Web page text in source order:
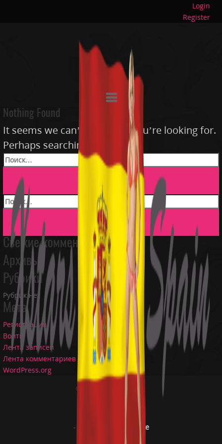
Login
Register
Nothing Found
It seems we can’t find what you’re looking for.
Perhaps searching can help.
Найти:
Свежие комментарии
Архивы
Рубрики
Рубрик нет
Мета
Регистрация
Войти
Лента записей
Лента комментариев
WordPress.org
© XStars Spain 2016
Privacy policy
-
USC 2257 compliance
Copyright